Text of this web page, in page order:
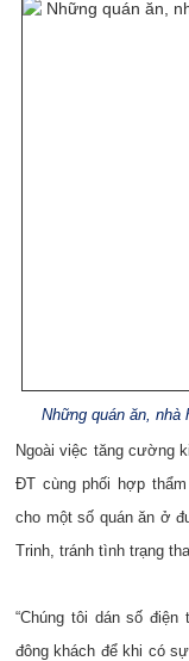
Những quán ăn, nhà
Ngoài việc tăng cường
ĐT cùng phối hợp
cho một số quán ăn ở
Trinh, tránh tình trạng
“Chúng tôi dán số
đông khách để khi có